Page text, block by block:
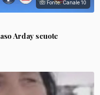
Fonte: Canale 10
Arday scuote